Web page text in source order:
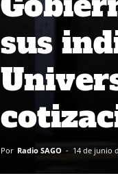
sus
Por Radio SAGO - 14 de junio